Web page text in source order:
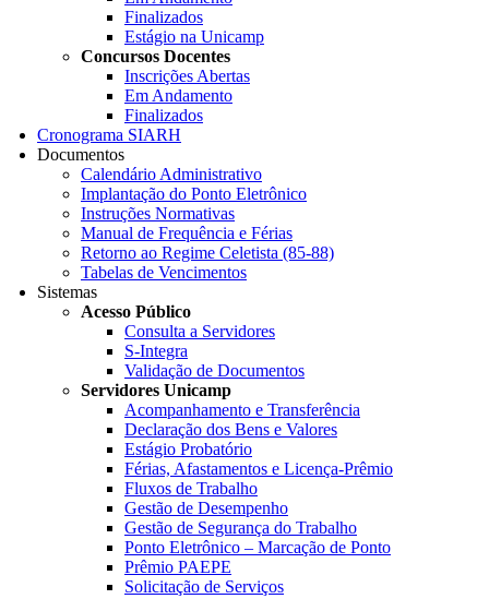
Finalizados
Estágio na Unicamp
Concursos Docentes
Inscrições Abertas
Em Andamento
Finalizados
Cronograma SIARH
Documentos
Calendário Administrativo
Implantação do Ponto Eletrônico
Instruções Normativas
Manual de Frequência e Férias
Retorno ao Regime Celetista (85-88)
Tabelas de Vencimentos
Sistemas
Acesso Público
Consulta a Servidores
S-Integra
Validação de Documentos
Servidores Unicamp
Acompanhamento e Transferência
Declaração dos Bens e Valores
Estágio Probatório
Férias, Afastamentos e Licença-Prêmio
Fluxos de Trabalho
Gestão de Desempenho
Gestão de Segurança do Trabalho
Ponto Eletrônico – Marcação de Ponto
Prêmio PAEPE
Solicitação de Serviços